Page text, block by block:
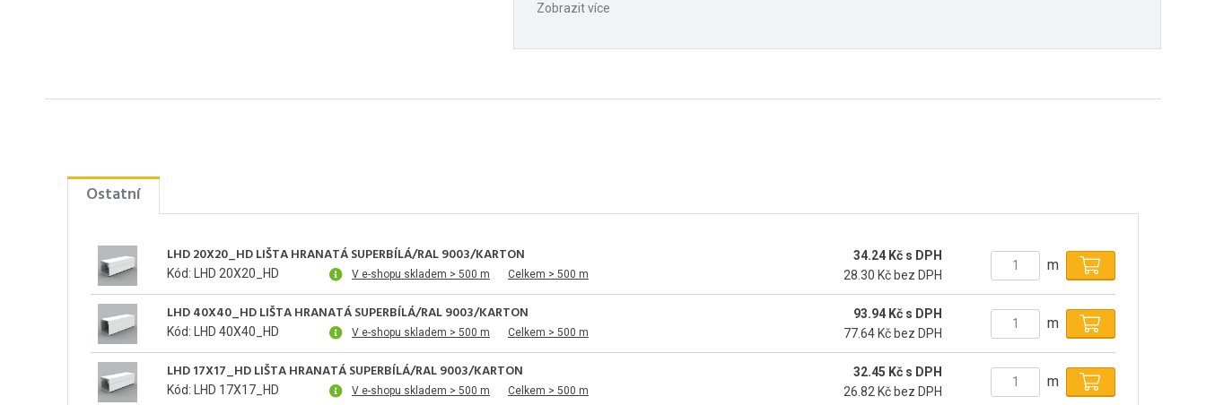
Zobrazit více
Ostatní
LHD 20X20_HD LIŠTA HRANATÁ SUPERBÍLÁ/RAL 9003/KARTON
Kód: LHD 20X20_HD V e-shopu skladem > 500 m Celkem > 500 m
34.24 Kč s DPH
28.30 Kč bez DPH
m
LHD 40X40_HD LIŠTA HRANATÁ SUPERBÍLÁ/RAL 9003/KARTON
Kód: LHD 40X40_HD V e-shopu skladem > 500 m Celkem > 500 m
93.94 Kč s DPH
77.64 Kč bez DPH
m
LHD 17X17_HD LIŠTA HRANATÁ SUPERBÍLÁ/RAL 9003/KARTON
Kód: LHD 17X17_HD V e-shopu skladem > 500 m Celkem > 500 m
32.45 Kč s DPH
26.82 Kč bez DPH
m